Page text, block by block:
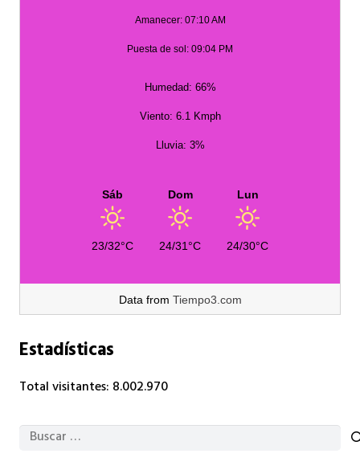
Amanecer: 07:10 AM
Puesta de sol: 09:04 PM
Humedad: 66%
Viento: 6.1 Kmph
Lluvia: 3%
Sáb
23/32°C
Dom
24/31°C
Lun
24/30°C
Data from Tiempo3.com
Estadísticas
Total visitantes: 8.002.970
Buscar: